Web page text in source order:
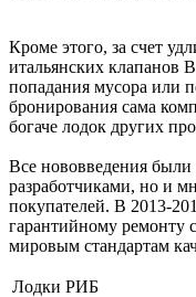
Кроме этого, за счет
итальянских клапанов
попадания мусора или
бронирования сама
богаче лодок других
Все нововведения были
разработчиками, но и
покупателей. В 2013-
гарантийному ремонту
мировым стандартам
Лодки РИБ